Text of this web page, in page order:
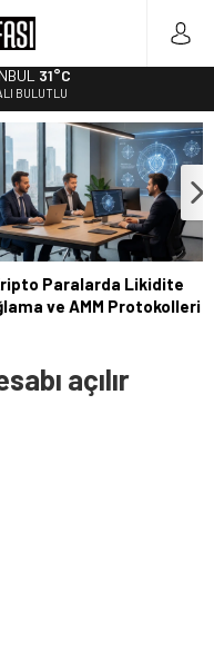
Aracı
Piyasası
Stratejileri
31°C
BULUTLU
Paralarda Likidite
ve AMM Protokolleri
açılır